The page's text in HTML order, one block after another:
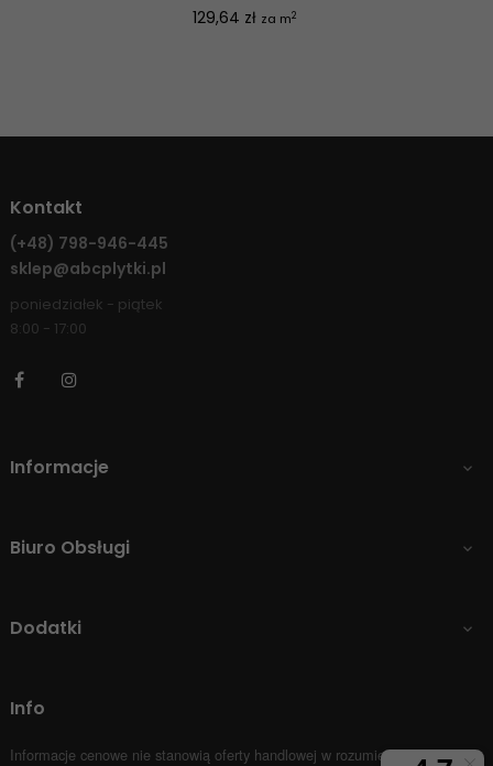
Cena
129,64 zł za m2
Kontakt
(+48) 798-946-445
sklep@abcplytki.pl
poniedziałek - piątek
8:00 - 17:00
Facebook
Informacje 
Biuro Obsługi 
Dodatki 
Info
Informacje cenowe nie stanowią oferty handlowej w rozumieniu Art.66 par.1